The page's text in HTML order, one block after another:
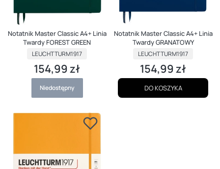
Notatnik Master Classic A4+ Linia
Twardy FOREST GREEN
PRODUCENT
LEUCHTTURM1917
Cena
154,99 zł
Niedostępny
Notatnik Master Classic A4+ Linia
Twardy GRANATOWY
PRODUCENT
LEUCHTTURM1917
Cena
154,99 zł
DO KOSZYKA